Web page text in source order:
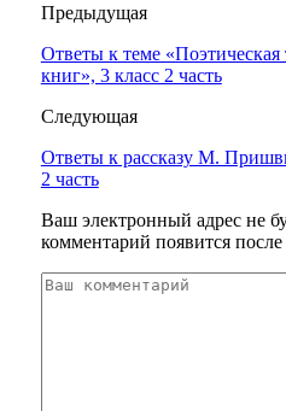
Предыдущая
Ответы к теме
книг», 3 класс 2 часть
Следующая
Ответы к рассказу М.
2 часть
Ваш электронный адрес не
комментарий появится